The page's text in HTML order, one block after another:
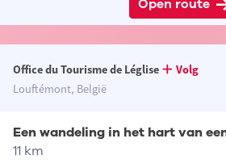
Open route
Office du Tourisme de Léglise
Volg
Louftémont, België
Een wandeling in het hart van
11 km